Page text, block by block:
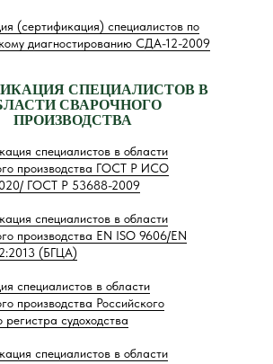
СПЕЦИАЛИСТОВ В
СВАРОЧНОГО
ПРОИЗВОДСТВА
(сертификация) специалистов по
диагностированию СДА-12-2009
специалистов в области
производства ГОСТ Р ИСО
ГОСТ Р 53688-2009
специалистов в области
производства EN ISO 9606/EN
(БГЦА)
специалистов в области
производства Российского
регистра судоходства
специалистов в области